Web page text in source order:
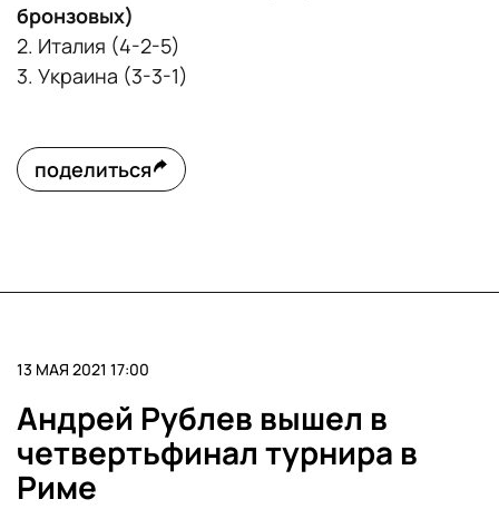
бронзовых)
2. Италия (4-2-5)
3. Украина (3-3-1)
поделиться
13 МАЯ 2021 17:00
Андрей Рублев вышел в
четвертьфинал турнира в
Риме